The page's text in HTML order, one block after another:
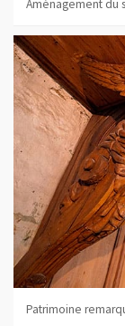
Aménagement du
Patrimoine